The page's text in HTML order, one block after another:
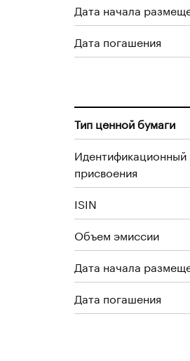
Дата начала
Дата погашения
Тип ценной бумаги
Идентификационный
присвоения
ISIN
Объем эмиссии
Дата начала
Дата погашения